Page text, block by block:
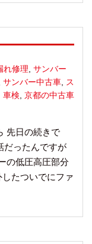
れ修理, サンバー
サンバー中古車, ス
検, 京都の中古車
先日の続きで
だったんですが
の低圧高圧部分
たついでにファ